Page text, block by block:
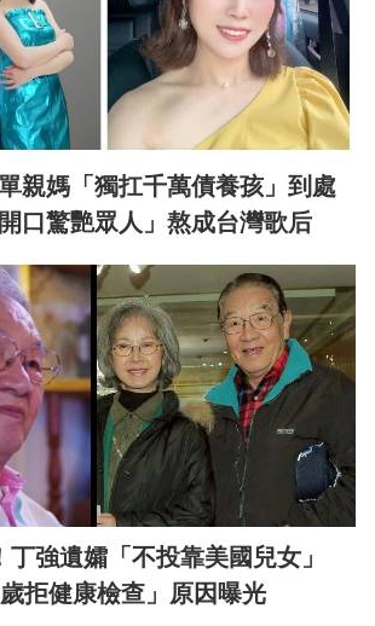
親媽「獨扛千萬債養孩」到處
口驚艷眾人」熬成台灣歌后
丁強遺孀「不投靠美國兒女」
拒健康檢查」原因曝光